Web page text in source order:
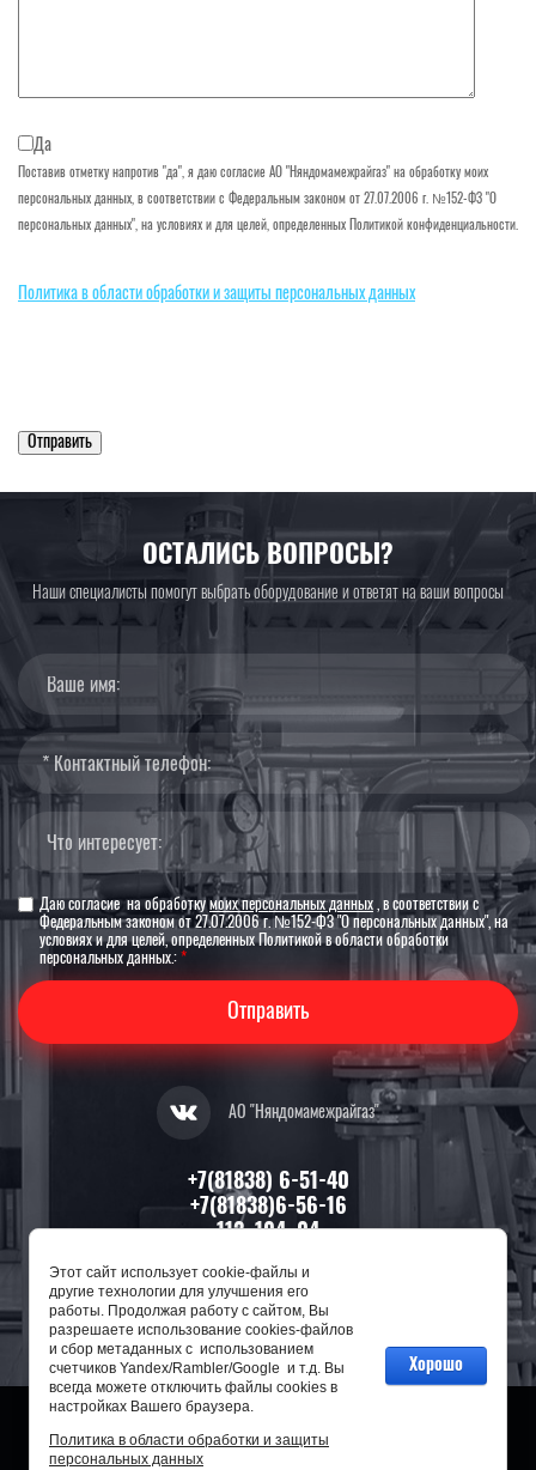
Да
Поставив отметку напротив "да", я даю согласие АО "Няндомамежрайгаз" на обработку моих
персональных данных, в соответствии с Федеральным законом от 27.07.2006 г. №152-ФЗ "О
персональных данных", на условиях и для целей, определенных Политикой конфиденциальности.
Политика в области обработки и защиты персональных данных
ОСТАЛИСЬ ВОПРОСЫ?
Наши специалисты помогут выбрать оборудование и ответят на ваши вопросы
Даю согласие на обработку моих персональных данных , в соответствии с
Федеральным законом от 27.07.2006 г. №152-ФЗ "О персональных данных", на
условиях и для целей, определенных Политикой в области обработки
персональных данных.: *
Отправить
АО "Няндомамежрайгаз"
+7(81838) 6-51-40
+7(81838)6-56-16
112, 104, 04
164200, Архангельская область,
г. Няндома, ул. П.Морозова, д. 13
2014 - 2026 год
Этот сайт использует cookie-файлы и
другие технологии для улучшения его
работы. Продолжая работу с сайтом, Вы
разрешаете использование cookies-файлов
и сбор метаданных с использованием
счетчиков Yandex/Rambler/Google и т.д. Вы
всегда можете отключить файлы cookies в
настройках Вашего браузера.
Политика в области обработки и защиты
персональных данных
Хорошо